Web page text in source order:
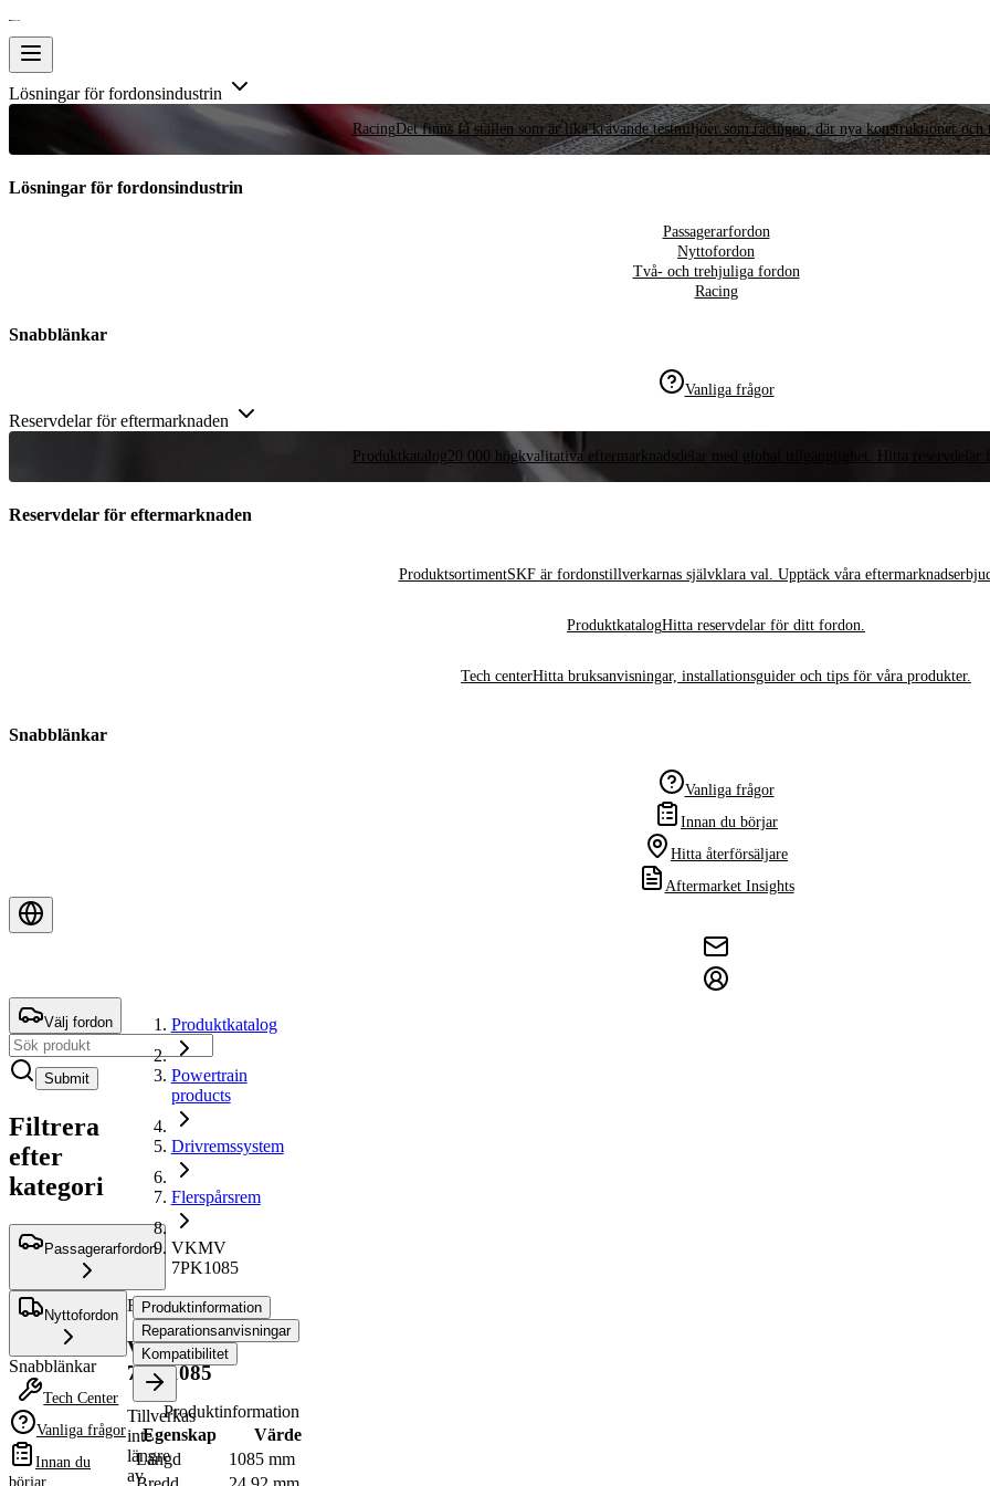
Lösningar för fordonsindustrin
RacingDet finns få ställen som är lika krävande testmiljöer som racingen, där nya konstruktioner och
Lösningar för fordonsindustrin
Passagerarfordon
Nyttofordon
Två- och trehjuliga fordon
Racing
Snabblänkar
Vanliga frågor
Reservdelar för eftermarknaden
Produktkatalog20 000 högkvalitativa eftermarknadsdelar med global tillgänglighet. Hitta reservdelar
Reservdelar för eftermarknaden
ProduktsortimentSKF är fordonstillverkarnas självklara val. Upptäck våra
ProduktkatalogHitta reservdelar för ditt fordon.
Tech centerHitta bruksanvisningar, installationsguider och tips för våra produkter.
Snabblänkar
Vanliga frågor
Innan du börjar
Hitta återförsäljare
Aftermarket Insights
Välj fordon
Submit
Filtrera
efter
kategori
Passagerarfordon
Nyttofordon
Snabblänkar
Tech Center
Vanliga frågor
Innan du
börjar
Produktkatalog
Powertrain
products
Drivremssystem
Flerspårsrem
VKMV
7PK1085
Flerspårsrem
VKMV
7PK1085
Tillverkas
inte
längre
av
Produktinformation
Reparationsanvisningar
Kompatibilitet
Produktinformation
Egenskap
Värde
Längd
1085 mm